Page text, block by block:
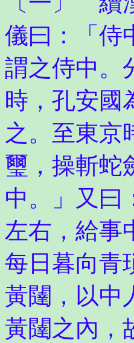
儀曰：「侍
謂之侍中。
時，孔安國
之。至東京
璽，操斬蛇
中。」又曰
左右，給事
每日暮向青
黃闥，以中
黃闥之內，